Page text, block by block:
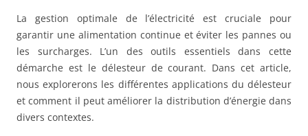
La gestion optimale de l’électricité est cruciale pour
garantir une alimentation continue et éviter les pannes ou
les surcharges. L’un des outils essentiels dans cette
démarche est le délesteur de courant. Dans cet article,
nous explorerons les différentes applications du délesteur
et comment il peut améliorer la distribution d’énergie dans
divers contextes.